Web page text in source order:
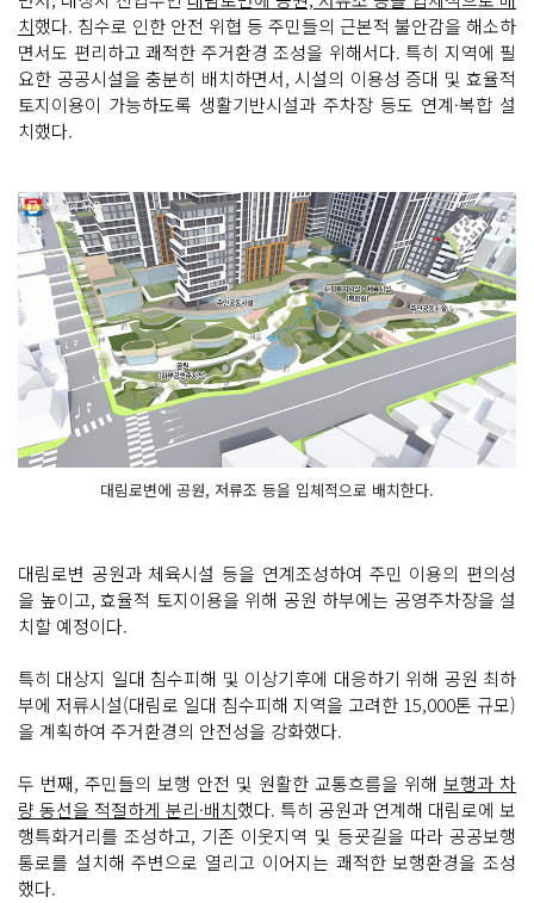
치했다. 침수로 인한 안전 위협 등 주민들의 근본적 불안감을 해소하
면서도 편리하고 쾌적한 주거환경 조성을 위해서다. 특히 지역에 필
요한 공공시설을 충분히 배치하면서, 시설의 이용성 증대 및 효율적
토지이용이 가능하도록 생활기반시설과 주차장 등도 연계·복합 설
치했다.
대림로변에 공원, 저류조 등을 입체적으로 배치한다.
대림로변 공원과 체육시설 등을 연계조성하여 주민 이용의 편의성
을 높이고, 효율적 토지이용을 위해 공원 하부에는 공영주차장을 설
치할 예정이다.
특히 대상지 일대 침수피해 및 이상기후에 대응하기 위해 공원 최하
부에 저류시설(대림로 일대 침수피해 지역을 고려한 15,000톤 규모)
을 계획하여 주거환경의 안전성을 강화했다.
두 번째, 주민들의 보행 안전 및 원활한 교통흐름을 위해 보행과 차
량 동선을 적절하게 분리·배치했다. 특히 공원과 연계해 대림로에 보
행특화거리를 조성하고, 기존 이웃지역 및 등굣길을 따라 공공보행
통로를 설치해 주변으로 열리고 이어지는 쾌적한 보행환경을 조성
했다.